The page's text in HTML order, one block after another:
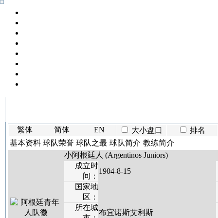
繁体 简体 EN 大小盘口
排名
基本资料 球队荣誉 球队之最 球队简介 教练简介
小阿根廷人 (Argentinos Juniors)
成立时
间：
1904-8-15
国家地
区：
所在城
布宜诺斯艾利斯